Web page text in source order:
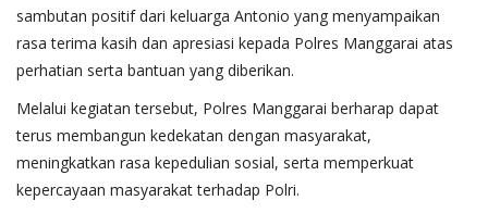
sambutan positif dari keluarga Antonio yang menyampaikan
rasa terima kasih dan apresiasi kepada Polres Manggarai atas
perhatian serta bantuan yang diberikan.
Melalui kegiatan tersebut, Polres Manggarai berharap dapat
terus membangun kedekatan dengan masyarakat,
meningkatkan rasa kepedulian sosial, serta memperkuat
kepercayaan masyarakat terhadap Polri.